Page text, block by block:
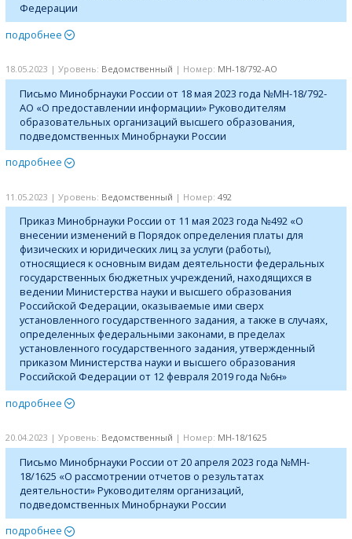
Федерации
подробнее
18.05.2023 | Уровень: Ведомственный | Номер: МН-18/792-АО
Письмо Минобрнауки России от 18 мая 2023 года №МН-18/792-
АО «О предоставлении информации» Руководителям
образовательных организаций высшего образования,
подведомственных Минобрнауки России
подробнее
11.05.2023 | Уровень: Ведомственный | Номер: 492
Приказ Минобрнауки России от 11 мая 2023 года №492 «О
внесении изменений в Порядок определения платы для
физических и юридических лиц за услуги (работы),
относящиеся к основным видам деятельности федеральных
государственных бюджетных учреждений, находящихся в
ведении Министерства науки и высшего образования
Российской Федерации, оказываемые ими сверх
установленного государственного задания, а также в случаях,
определенных федеральными законами, в пределах
установленного государственного задания, утвержденный
приказом Министерства науки и высшего образования
Российской Федерации от 12 февраля 2019 года №6н»
подробнее
20.04.2023 | Уровень: Ведомственный | Номер: МH-18/1625
Письмо Минобрнауки России от 20 апреля 2023 года №МH-
18/1625 «О рассмотрении отчетов о результатах
деятельности» Руководителям организаций,
подведомственных Минобрнауки России
подробнее